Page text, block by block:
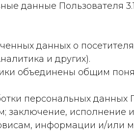
данные Пользователя
данных о
и других).
объединены общим
персональных
заключение,
информации и/